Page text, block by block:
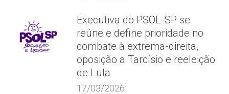
Executiva do PSOL-SP se
reúne e define prioridade no
combate à extrema-direita,
oposição a Tarcísio e reeleição
de Lula
17/03/2026